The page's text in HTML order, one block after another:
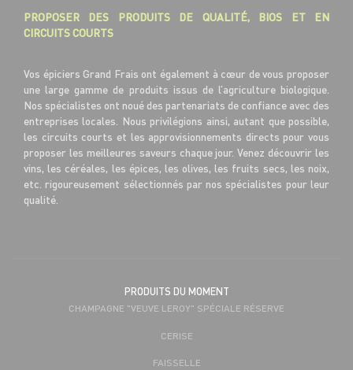
PROPOSER DES PRODUITS DE QUALITÉ, BIOS ET EN
CIRCUITS COURTS
Vos épiciers Grand Frais ont également à cœur de vous proposer
une large gamme de produits issus de l’agriculture biologique.
Nos spécialistes ont noué des partenariats de confiance avec des
entreprises locales. Nous privilégions ainsi, autant que possible,
les circuits courts et les approvisionnements directs pour vous
proposer les meilleures saveurs chaque jour. Venez découvrir les
vins, les céréales, les épices, les olives, les fruits secs, les noix,
etc. rigoureusement sélectionnés par nos spécialistes pour leur
qualité.
PRODUITS DU MOMENT
CHAMPAGNE "VEUVE LEROY" SPÉCIALE RÉSERVE
CERISE
FAISSELLE